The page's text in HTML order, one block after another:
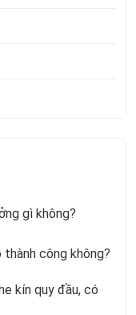
gì không?
công không?
kín quy đầu, có